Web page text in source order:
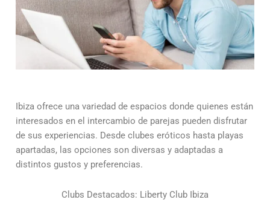
Ibiza ofrece una variedad de espacios donde quienes están
interesados en el intercambio de parejas pueden disfrutar
de sus experiencias. Desde clubes eróticos hasta playas
apartadas, las opciones son diversas y adaptadas a
distintos gustos y preferencias.
Clubs Destacados: Liberty Club Ibiza